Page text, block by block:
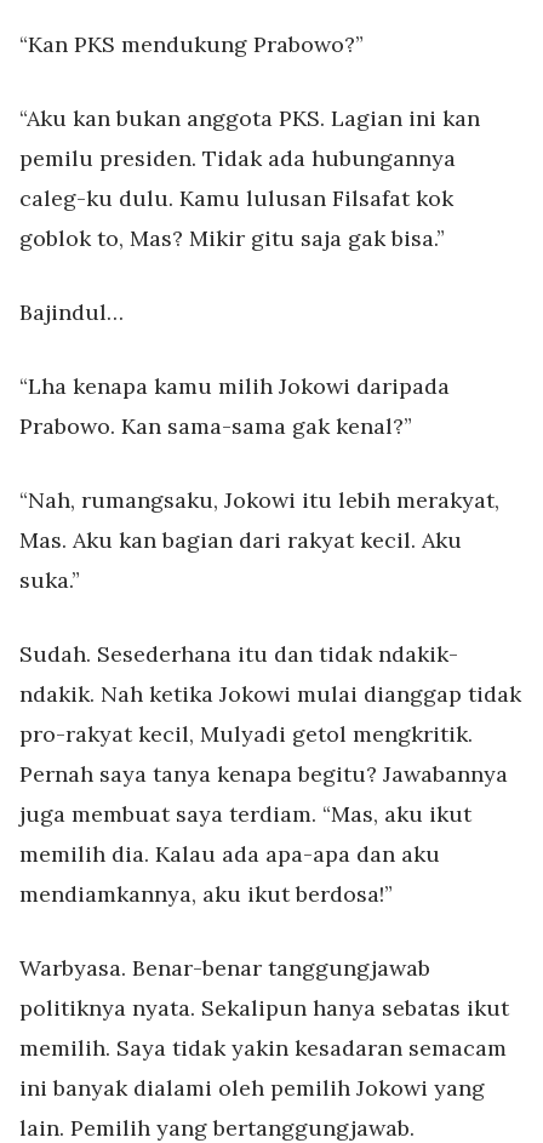
“Kan PKS mendukung Prabowo?”
“Aku kan bukan anggota PKS. Lagian ini kan
pemilu presiden. Tidak ada hubungannya
caleg-ku dulu. Kamu lulusan Filsafat kok
goblok to, Mas? Mikir gitu saja gak bisa.”
Bajindul…
“Lha kenapa kamu milih Jokowi daripada
Prabowo. Kan sama-sama gak kenal?”
“Nah, rumangsaku, Jokowi itu lebih merakyat,
Mas. Aku kan bagian dari rakyat kecil. Aku
suka.”
Sudah. Sesederhana itu dan tidak ndakik-
ndakik. Nah ketika Jokowi mulai dianggap tidak
pro-rakyat kecil, Mulyadi getol mengkritik.
Pernah saya tanya kenapa begitu? Jawabannya
juga membuat saya terdiam. “Mas, aku ikut
memilih dia. Kalau ada apa-apa dan aku
mendiamkannya, aku ikut berdosa!”
Warbyasa. Benar-benar tanggungjawab
politiknya nyata. Sekalipun hanya sebatas ikut
memilih. Saya tidak yakin kesadaran semacam
ini banyak dialami oleh pemilih Jokowi yang
lain. Pemilih yang bertanggungjawab.